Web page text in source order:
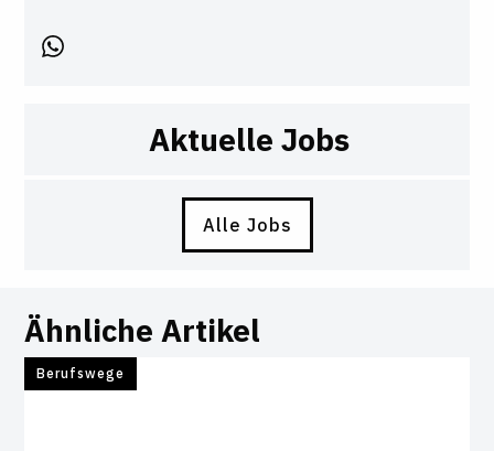
Aktuelle Jobs
Alle Jobs
Ähnliche Artikel
Berufswege